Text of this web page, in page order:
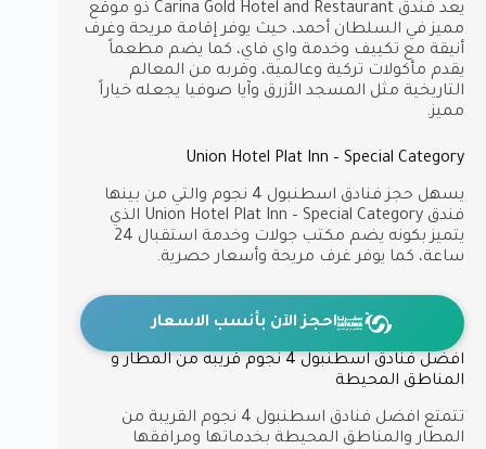
يعد فندق Carina Gold Hotel and Restaurant ذو موقع
مميز في السلطان أحمد، حيث يوفر إقامة مريحة وغرف
أنيقة مع تكييف وخدمة واي فاي، كما يضم مطعماً
يقدم مأكولات تركية وعالمية، وقربه من المعالم
التاريخية مثل المسجد الأزرق وآيا صوفيا يجعله خياراً
مميز.
Union Hotel Plat Inn – Special Category
يسهل حجز فنادق اسطنبول 4 نجوم والتي من بينها
فندق Union Hotel Plat Inn – Special Category الذي
يتميز بكونه يضم مكتب جولات وخدمة استقبال 24
ساعة، كما يوفر غرف مريحة وأسعار حصرية.
احجز الآن بأنسب الاسعار
افضل فنادق اسطنبول 4 نجوم قريبه من المطار و
المناطق المحيطة
تتمتع افضل فنادق اسطنبول 4 نجوم القريبة من
المطار والمناطق المحيطة بخدماتها ومرافقها